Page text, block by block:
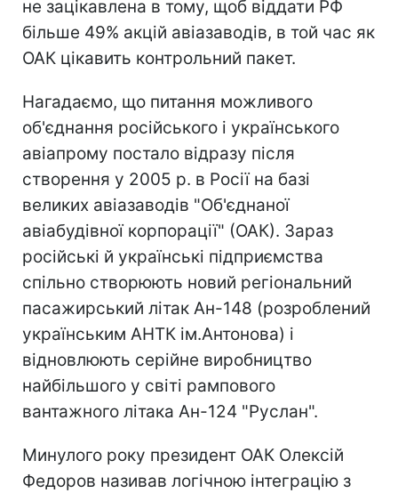
не зацікавлена в тому, щоб віддати РФ
більше 49% акцій авіазаводів, в той час як
ОАК цікавить контрольний пакет.
Нагадаємо, що питання можливого
об'єднання російського і українського
авіапрому постало відразу після
створення у 2005 р. в Росії на базі
великих авіазаводів "Об'єднаної
авіабудівної корпорації" (ОАК). Зараз
російські й українські підприємства
спільно створюють новий регіональний
пасажирський літак Ан-148 (розроблений
українським АНТК ім.Антонова) і
відновлюють серійне виробництво
найбільшого у світі рампового
вантажного літака Ан-124 "Руслан".
Минулого року президент ОАК Олексій
Федоров називав логічною інтеграцію з